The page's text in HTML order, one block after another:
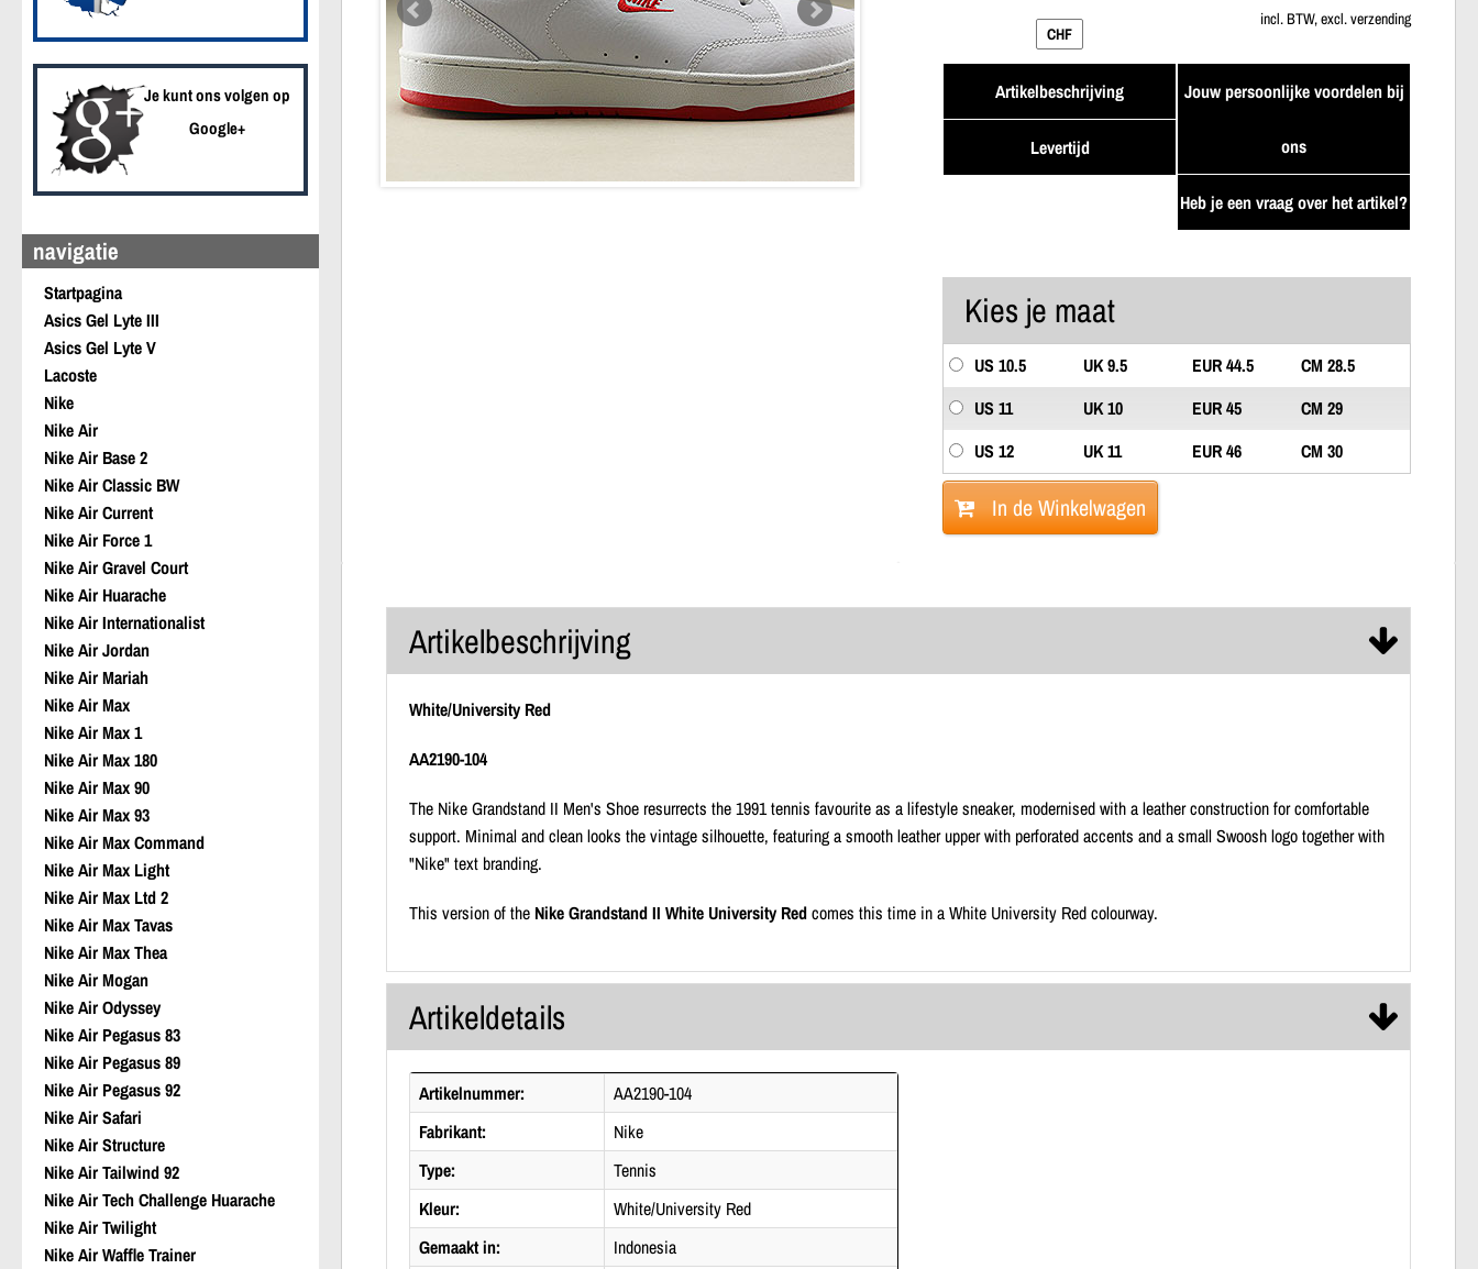
Je kunt ons volgen op
Google+
navigatie
Startpagina
Asics Gel Lyte III
Asics Gel Lyte V
Lacoste
Nike
Nike Air
Nike Air Base 2
Nike Air Classic BW
Nike Air Current
Nike Air Force 1
Nike Air Gravel Court
Nike Air Huarache
Nike Air Internationalist
Nike Air Jordan
Nike Air Mariah
Nike Air Max
Nike Air Max 1
Nike Air Max 180
Nike Air Max 90
Nike Air Max 93
Nike Air Max Command
Nike Air Max Light
Nike Air Max Ltd 2
Nike Air Max Tavas
Nike Air Max Thea
Nike Air Mogan
Nike Air Odyssey
Nike Air Pegasus 83
Nike Air Pegasus 89
Nike Air Pegasus 92
Nike Air Safari
Nike Air Structure
Nike Air Tailwind 92
Nike Air Tech Challenge Huarache
Nike Air Twilight
Nike Air Waffle Trainer
CHF
incl. BTW, excl. verzending
Artikelbeschrijving
Levertijd
Jouw persoonlijke voordelen bij
ons
Heb je een vraag over het artikel?
Kies je maat
US 10.5 UK 9.5 EUR 44.5
CM 28.5
US 11
UK 10 EUR 45
CM 29
US 12
UK 11 EUR 46 CM 30
In de Winkelwagen
Artikelbeschrijving
White/University Red
AA2190-104
The Nike Grandstand II Men's Shoe resurrects the 1991 tennis favourite as a lifestyle sneaker, modernised with a leather construction for comfortable
support. Minimal and clean looks the vintage silhouette, featuring a smooth leather upper with perforated accents and a small Swoosh logo together with
"Nike" text branding.
This version of the Nike Grandstand II White University Redcomes this time in a White University Red colourway.
Artikeldetails
Artikelnummer:
AA2190-104
Fabrikant:
Nike
Type:
Tennis
Kleur:
White/University Red
Gemaakt in:
Indonesia